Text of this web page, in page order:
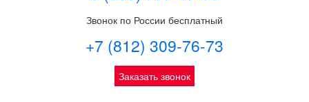
Звонок по России бесплатный
+7 (812) 309-76-73
Заказать звонок